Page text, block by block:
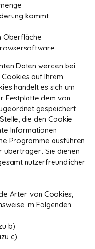
kommt
Oberfläche
Daten werden bei
auf Ihrem
handelt es sich um
Festplatte dem von
gespeichert
die den Cookie
Informationen
Programme ausführen
Sie dienen
nutzerfreundlicher
Arten von Cookies,
im Folgenden
b)
c).